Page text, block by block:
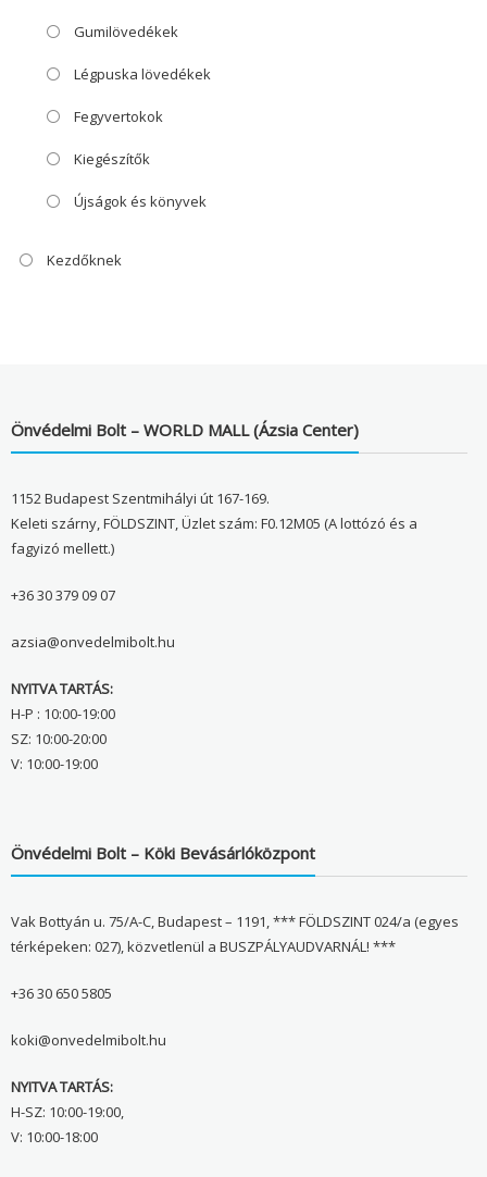
Gumilövedékek
Légpuska lövedékek
Fegyvertokok
Kiegészítők
Újságok és könyvek
Kezdőknek
Önvédelmi Bolt – WORLD MALL (Ázsia Center)
1152 Budapest Szentmihályi út 167-169.
Keleti szárny, FÖLDSZINT, Üzlet szám: F0.12M05 (A lottózó és a
fagyizó mellett.)
+36 30 379 09 07
azsia@onvedelmibolt.hu
NYITVA TARTÁS:
H-P : 10:00-19:00
SZ: 10:00-20:00
V: 10:00-19:00
Önvédelmi Bolt – Köki Bevásárlóközpont
Vak Bottyán u. 75/A-C, Budapest – 1191, *** FÖLDSZINT 024/a (egyes
térképeken: 027), közvetlenül a BUSZPÁLYAUDVARNÁL! ***
+36 30 650 5805
koki@onvedelmibolt.hu
NYITVA TARTÁS:
H-SZ: 10:00-19:00,
V: 10:00-18:00